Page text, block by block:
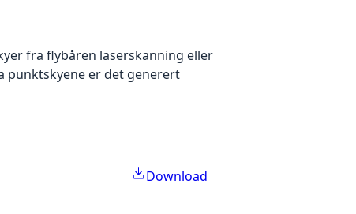
fra flybåren laserskanning eller
punktskyene er det generert
Download